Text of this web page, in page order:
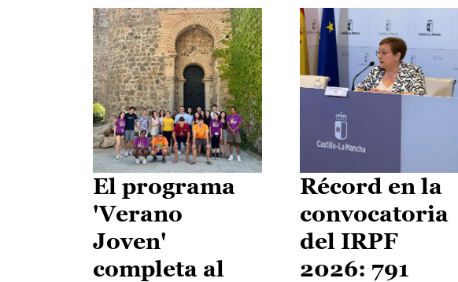
El programa
'Verano
Joven'
completa al
Récord en la
convocatoria
del IRPF
2026: 791